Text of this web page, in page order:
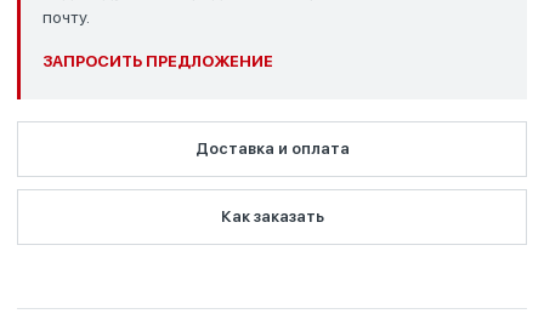
почту.
ЗАПРОСИТЬ ПРЕДЛОЖЕНИЕ
Доставка и оплата
Как заказать